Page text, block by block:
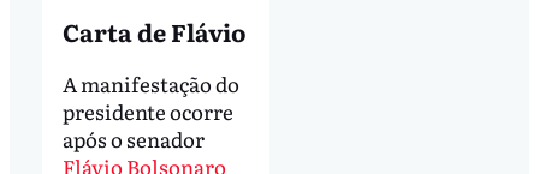
Carta de Flávio
A manifestação do
presidente ocorre
após o senador
Flávio Bolsonaro